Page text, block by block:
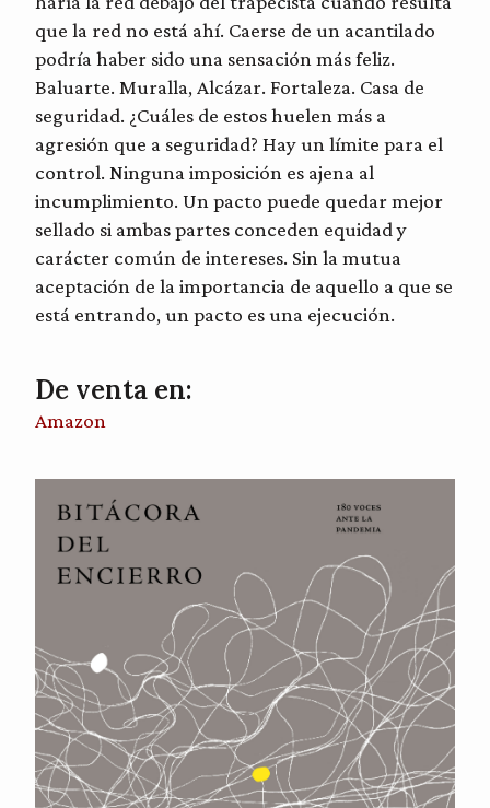
que la red no está ahí. Caerse de un acantilado
podría haber sido una sensación más feliz.
Baluarte. Muralla, Alcázar. Fortaleza. Casa de
seguridad. ¿Cuáles de estos huelen más a
agresión que a seguridad? Hay un límite para el
control. Ninguna imposición es ajena al
incumplimiento. Un pacto puede quedar mejor
sellado si ambas partes conceden equidad y
carácter común de intereses. Sin la mutua
aceptación de la importancia de aquello a que se
está entrando, un pacto es una ejecución.
De venta en:
Amazon